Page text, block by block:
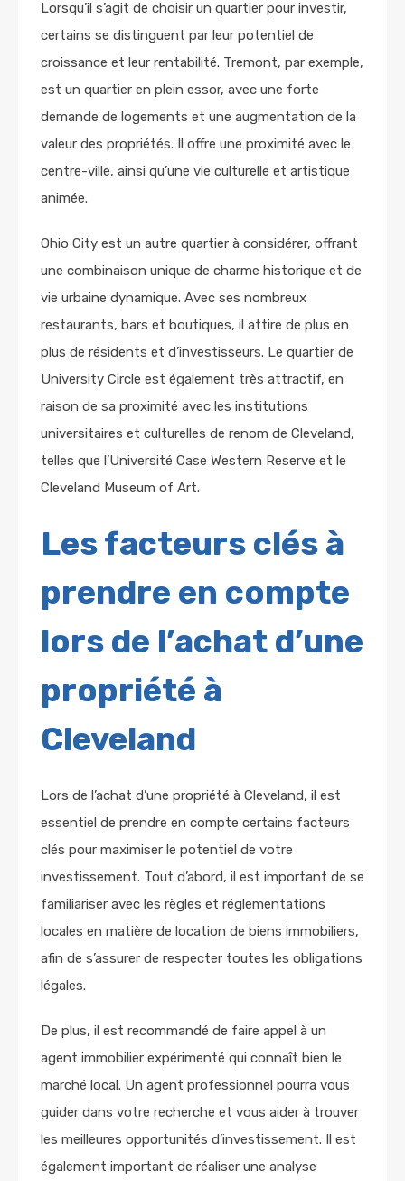
Lorsqu’il s’agit de choisir un quartier pour investir,
certains se distinguent par leur potentiel de
croissance et leur rentabilité. Tremont, par exemple,
est un quartier en plein essor, avec une forte
demande de logements et une augmentation de la
valeur des propriétés. Il offre une proximité avec le
centre-ville, ainsi qu’une vie culturelle et artistique
animée.
Ohio City est un autre quartier à considérer, offrant
une combinaison unique de charme historique et de
vie urbaine dynamique. Avec ses nombreux
restaurants, bars et boutiques, il attire de plus en
plus de résidents et d’investisseurs. Le quartier de
University Circle est également très attractif, en
raison de sa proximité avec les institutions
universitaires et culturelles de renom de Cleveland,
telles que l’Université Case Western Reserve et le
Cleveland Museum of Art.
Les facteurs clés à
prendre en compte
lors de l’achat d’une
propriété à
Cleveland
Lors de l’achat d’une propriété à Cleveland, il est
essentiel de prendre en compte certains facteurs
clés pour maximiser le potentiel de votre
investissement. Tout d’abord, il est important de se
familiariser avec les règles et réglementations
locales en matière de location de biens immobiliers,
afin de s’assurer de respecter toutes les obligations
légales.
De plus, il est recommandé de faire appel à un
agent immobilier expérimenté qui connaît bien le
marché local. Un agent professionnel pourra vous
guider dans votre recherche et vous aider à trouver
les meilleures opportunités d’investissement. Il est
également important de réaliser une analyse